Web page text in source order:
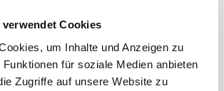
verwendet Cookies
um Inhalte und Anzeigen zu
für soziale Medien anbieten
Zugriffe auf unsere Website zu